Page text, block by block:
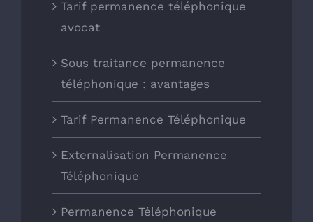
Tarif permanence téléphonique
avocat
Sous traitance permanence
téléphonique : avantages
Tarif Permanence Téléphonique
Externalisation Permanence
Téléphonique
Permanence Téléphonique